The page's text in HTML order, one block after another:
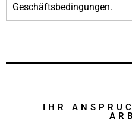
Geschäftsbedingungen.
IHR